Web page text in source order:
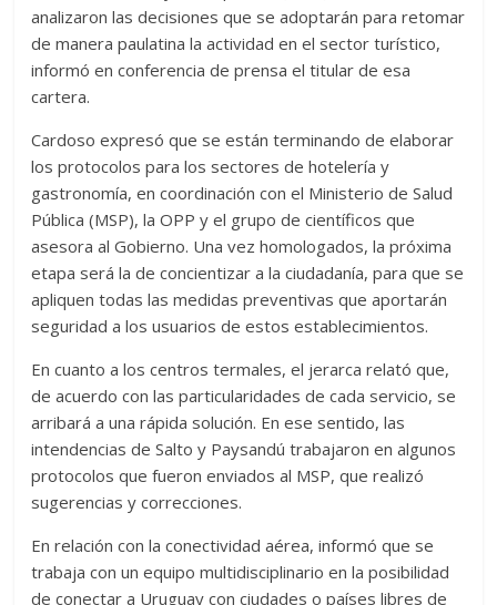
analizaron las decisiones que se adoptarán para retomar
de manera paulatina la actividad en el sector turístico,
informó en conferencia de prensa el titular de esa
cartera.
Cardoso expresó que se están terminando de elaborar
los protocolos para los sectores de hotelería y
gastronomía, en coordinación con el Ministerio de Salud
Pública (MSP), la OPP y el grupo de científicos que
asesora al Gobierno. Una vez homologados, la próxima
etapa será la de concientizar a la ciudadanía, para que se
apliquen todas las medidas preventivas que aportarán
seguridad a los usuarios de estos establecimientos.
En cuanto a los centros termales, el jerarca relató que,
de acuerdo con las particularidades de cada servicio, se
arribará a una rápida solución. En ese sentido, las
intendencias de Salto y Paysandú trabajaron en algunos
protocolos que fueron enviados al MSP, que realizó
sugerencias y correcciones.
En relación con la conectividad aérea, informó que se
trabaja con un equipo multidisciplinario en la posibilidad
de conectar a Uruguay con ciudades o países libres de